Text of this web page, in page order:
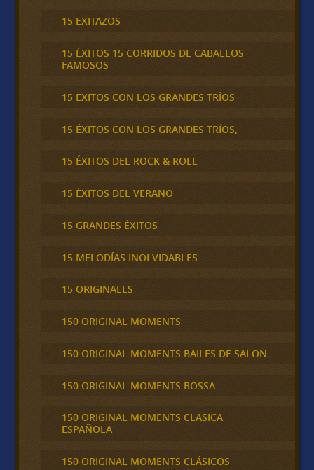
15 EXITAZOS
15 ÉXITOS 15 CORRIDOS DE CABALLOS
FAMOSOS
15 EXITOS CON LOS GRANDES TRÍOS
15 ÉXITOS CON LOS GRANDES TRÍOS,
15 ÉXITOS DEL ROCK & ROLL
15 ÉXITOS DEL VERANO
15 GRANDES ÉXITOS
15 MELODÍAS INOLVIDABLES
15 ORIGINALES
150 ORIGINAL MOMENTS
150 ORIGINAL MOMENTS BAILES DE SALON
150 ORIGINAL MOMENTS BOSSA
150 ORIGINAL MOMENTS CLASICA
ESPAÑOLA
150 ORIGINAL MOMENTS CLÁSICOS